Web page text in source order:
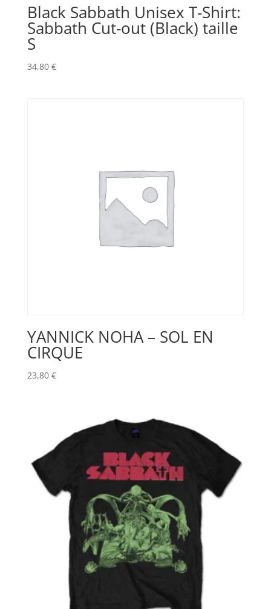
Black Sabbath Unisex T-Shirt:
Sabbath Cut-out (Black) taille
S
34,80 €
YANNICK NOHA – SOL EN
CIRQUE
23,80 €